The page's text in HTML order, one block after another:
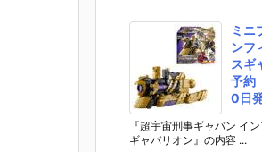
月発売予定☆
発
ミニ
ンフ
スギ
予約
0日
『超宇宙刑事ギャバン イ
ギャバリオン』の内容 ...